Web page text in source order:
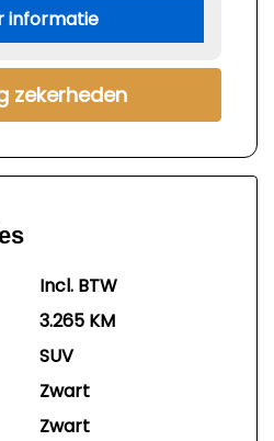
informatie
zekerheden
Incl. BTW
3.265 KM
SUV
Zwart
Zwart